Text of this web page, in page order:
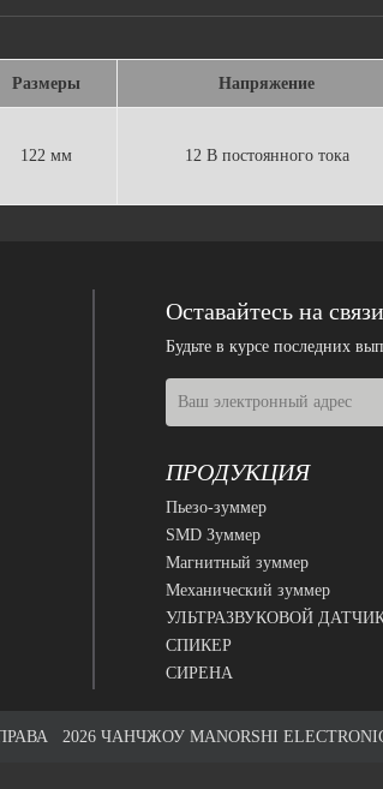
Размеры Напряжение
122 мм 12 В постоянного тока
Оставайтесь на связи
Будьте в курсе последних
ПРОДУКЦИЯ
Пьезо-зуммер
SMD Зуммер
Магнитный зуммер
Механический зуммер
УЛЬТРАЗВУКОВОЙ
СПИКЕР
СИРЕНА
2026ЧАНЧЖОУ MANORSHI